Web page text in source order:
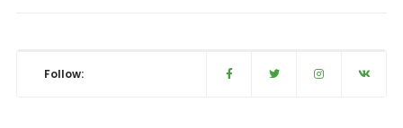
Follow: